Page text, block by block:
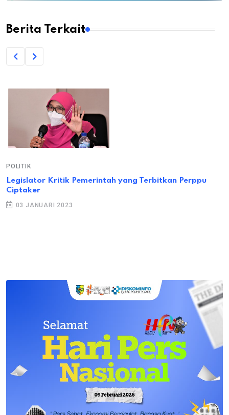
Berita Terkait
POLITIK
Legislator Kritik Pemerintah yang Terbitkan Perppu
Ciptaker
03 JANUARI 2023